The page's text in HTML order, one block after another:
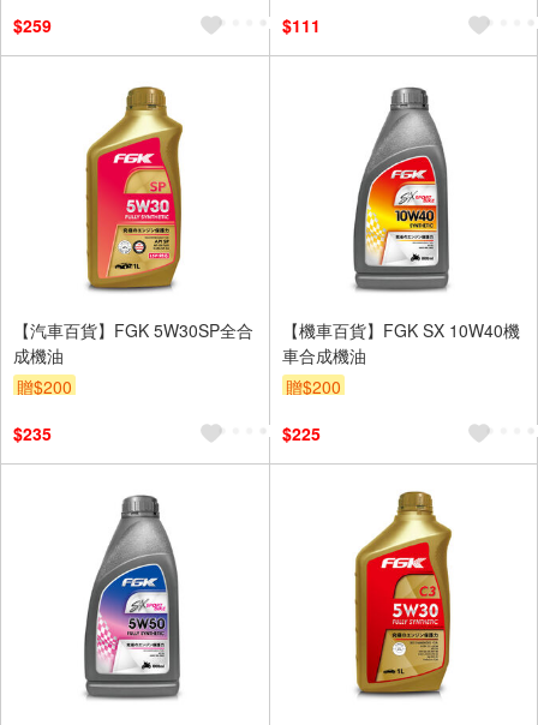
$259
$111
【汽車百貨】FGK 5W30SP全合
成機油
贈$200
$235
【機車百貨】FGK SX 10W40機
車合成機油
贈$200
$225